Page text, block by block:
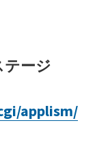
テージ
applism/